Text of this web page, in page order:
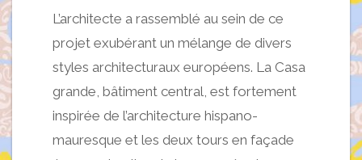
L’architecte a rassemblé au sein de ce
projet exubérant un mélange de divers
styles architecturaux européens. La Casa
grande, bâtiment central, est fortement
inspirée de l’architecture hispano-
mauresque et les deux tours en façade